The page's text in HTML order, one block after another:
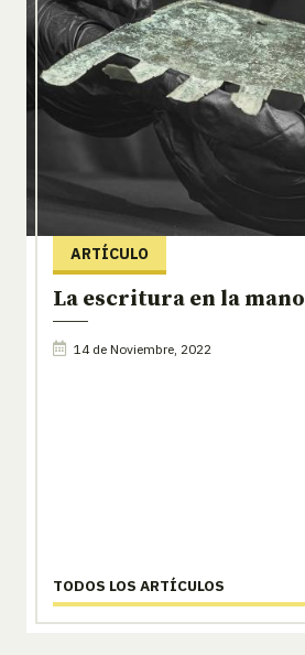
ARTÍCULO
La escritura en la mano
14 de Noviembre, 2022
TODOS LOS ARTÍCULOS